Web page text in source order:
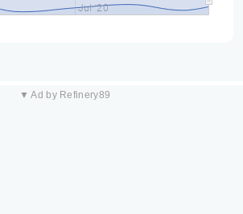
Jul '20
▼ Ad by Refinery89